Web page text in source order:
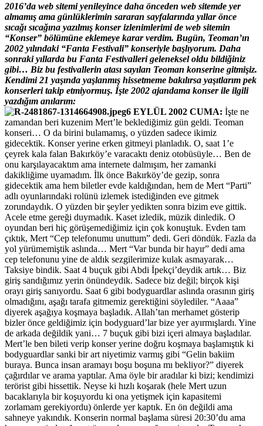
2016’da web sitemi yenileyince daha önceden web sitemde yer
almamış ama günlüklerimin sararan sayfalarında yıllar önce
sıcağı sıcağına yazılmış konser izlenimlerimi de web sitemin
“Konser” bölümüne eklemeye karar verdim. Bugün, Teoman’ın
2002 yılındaki “Fanta Festivali” konseriyle başlıyorum. Daha
sonraki yıllarda bu Fanta Festivalleri geleneksel oldu bildiğiniz
gibi… Biz bu festivallerin atası sayılan Teoman konserine gitmişiz.
Kendimi 21 yaşında yaşlanmış hissetmeme bakılırsa yaşıtlarım pek
konserleri takip etmiyormuş. İşte 2002 ajandama konser ile ilgili
yazdığım anılarım:
6 EYLÜL 2002 CUMA: İşte ne
zamandan beri kuzenim Mert’le beklediğimiz gün geldi. Teoman
konseri… O da birini bulamamış, o yüzden sadece ikimiz
gidecektik. Konser yerine erken gitmeyi planladık. O, saat 1’e
çeyrek kala falan Bakırköy’e varacaktı deniz otobüsüyle… Ben de
onu karşılayacaktım ama internete dalmışım, her zamanki
dakikliğime uyamadım. İlk önce Bakırköy’de gezip, sonra
gidecektik ama hem biletler evde kaldığından, hem de Mert “Parti”
adlı oyunlarındaki rolünü izlemek istediğinden eve gitmek
zorundaydık. O yüzden bir şeyler yedikten sonra bizim eve gittik.
Acele etme gereği duymadık. Kaset izledik, müzik dinledik. O
oyundan beri hiç görüşemediğimiz için çok konuştuk. Evden tam
çıktık, Mert “Cep telefonumu unuttum” dedi. Geri döndük. Fazla da
yol yürümemiştik aslında… Mert “Var bunda bir hayır” dedi ama
cep telefonunu yine de aldık sezgilerimize kulak asmayarak…
Taksiye bindik. Saat 4 buçuk gibi Abdi İpekçi’deydik artık… Biz
giriş sandığımız yerin önündeydik. Sadece biz değil; birçok kişi
orayı giriş sanıyordu. Saat 6 gibi bodyguardlar aslında orasının giriş
olmadığını, aşağı tarafa gitmemiz gerektiğini söylediler. “Aaaa”
diyerek aşağıya koşmaya başladık. Allah’tan merhamet gösterip
bizler önce geldiğimiz için bodyguard’lar bize yer ayırmışlardı. Yine
de arkada değildik yani… 7 buçuk gibi bizi içeri almaya başladılar.
Mert’le ben bileti verip konser yerine doğru koşmaya başlamıştık ki
bodyguardlar sanki bir art niyetimiz varmış gibi “Gelin bakiim
buraya. Bunca insan aramayı boşu boşuna mı bekliyor?” diyerek
çağırdılar ve arama yaptılar. Ama öyle bir aradılar ki bizi; kendimizi
terörist gibi hissettik. Neyse ki hızlı koşarak (hele Mert uzun
bacaklarıyla bir koşuyordu ki ona yetişmek için kapasitemi
zorlamam gerekiyordu) önlerde yer kaptık. En ön değildi ama
sahneye yakındık. Konserin normal başlama süresi 20:30’du ama